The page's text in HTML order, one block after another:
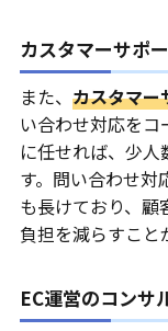
カスタマーサポ
また、カスタマー
い合わせ対応を
に任せれば、少
す。問い合わせ対
も長けており、
負担を減らすこと
EC運営のコンサ